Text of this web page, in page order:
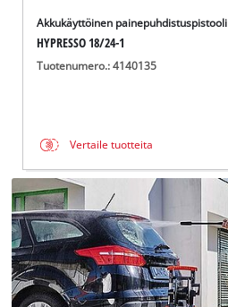
Akkukäyttöinen painepuhdistuspistooli
HYPRESSO 18/24-1
Tuotenumero.: 4140135
Vertaile tuotteita